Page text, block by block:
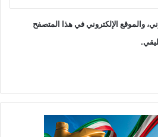
والموقع الإلكتروني في هذا المتصفح